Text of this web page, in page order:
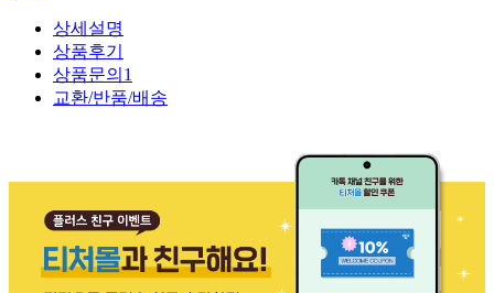
상세설명
상품후기
상품문의 1
교환/반품/배송